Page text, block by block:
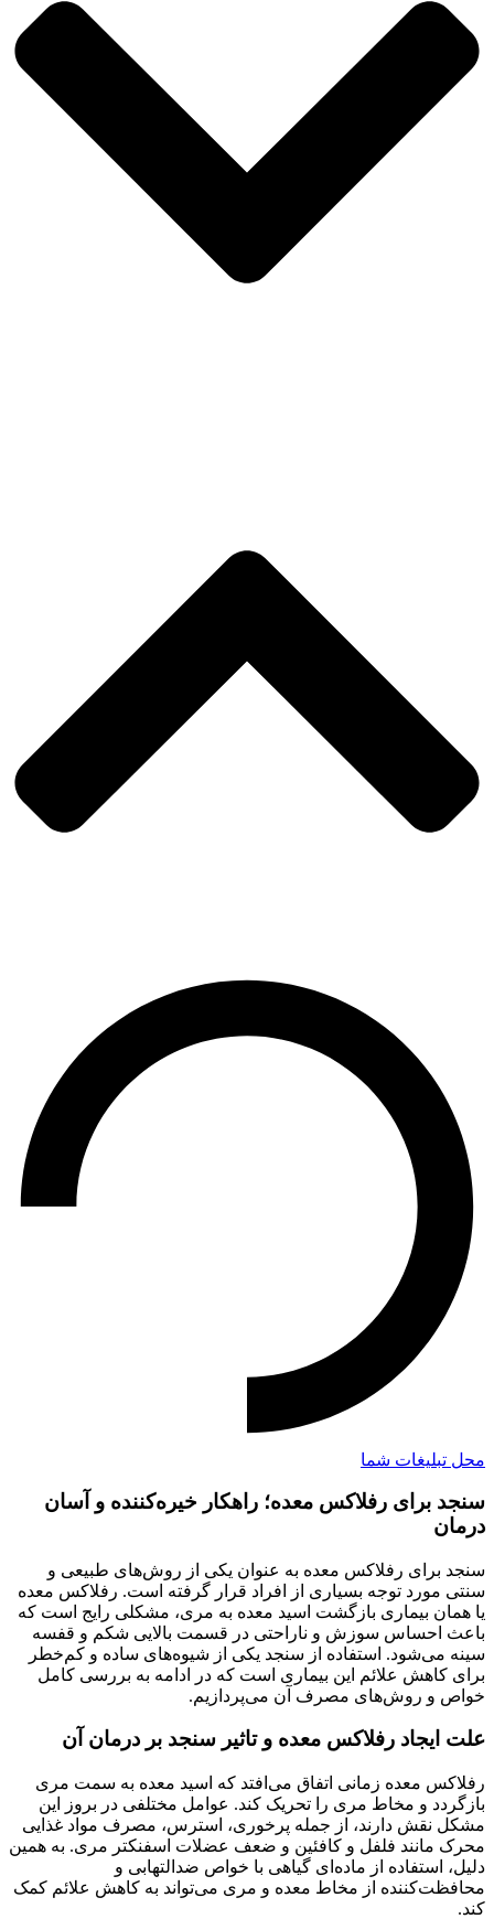
محل تبلیغات شما
سنجد برای رفلاکس معده؛ راهکار خیره‌کننده و آسان
درمان
سنجد برای رفلاکس معده به عنوان یکی از روش‌های طبیعی و
سنتی مورد توجه بسیاری از افراد قرار گرفته است. رفلاکس معده
یا همان بیماری بازگشت اسید معده به مری، مشکلی رایج است که
باعث احساس سوزش و ناراحتی در قسمت بالایی شکم و قفسه
سینه می‌شود. استفاده از سنجد یکی از شیوه‌های ساده و کم‌خطر
برای کاهش علائم این بیماری است که در ادامه به بررسی کامل
خواص و روش‌های مصرف آن می‌پردازیم.
علت ایجاد رفلاکس معده و تاثیر سنجد بر درمان آن
رفلاکس معده زمانی اتفاق می‌افتد که اسید معده به سمت مری
بازگردد و مخاط مری را تحریک کند. عوامل مختلفی در بروز این
مشکل نقش دارند، از جمله پرخوری، استرس، مصرف مواد غذایی
محرک مانند فلفل و کافئین و ضعف عضلات اسفنکتر مری. به همین
دلیل، استفاده از ماده‌ای گیاهی با خواص ضدالتهابی و
محافظت‌کننده از مخاط معده و مری می‌تواند به کاهش علائم کمک
کند.